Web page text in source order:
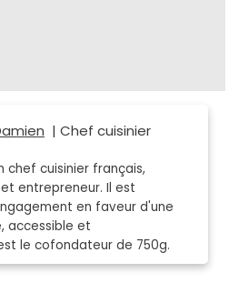
| Chef cuisinier
chef cuisinier français,
entrepreneur. Il est
en faveur d'une
accessible et
le cofondateur de 750g.